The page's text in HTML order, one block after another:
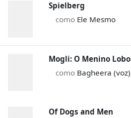
Spielberg
como Ele Mesmo
Mogli: O Menino Lobo
como Bagheera (voz)
Of Dogs and Men